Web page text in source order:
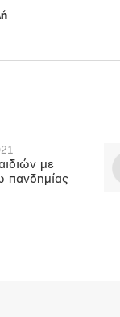
με
πανδημίας